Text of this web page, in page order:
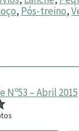
, Pós-treino,
Nº53 – Abril 2015